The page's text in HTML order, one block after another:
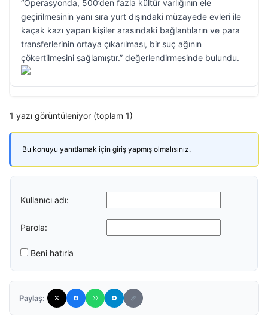
“Operasyonda, 500’den fazla kültür varlığının ele
geçirilmesinin yanı sıra yurt dışındaki müzayede evleri ile
kaçak kazı yapan kişiler arasındaki bağlantıların ve para
transferlerinin ortaya çıkarılması, bir suç ağının
çökertilmesini sağlamıştır.” değerlendirmesinde bulundu.
1 yazı görüntüleniyor (toplam 1)
Bu konuyu yanıtlamak için giriş yapmış olmalısınız.
Kullanıcı adı:
Parola:
Beni hatırla
Paylaş: